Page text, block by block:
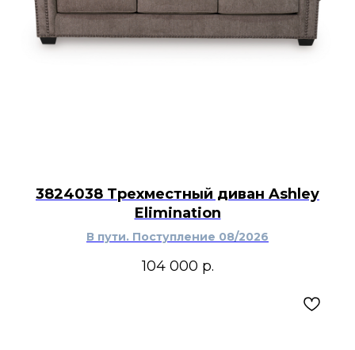
3824038 Трехместный диван Ashley
Elimination
В пути. Поступление 08/2026
104 000 р.